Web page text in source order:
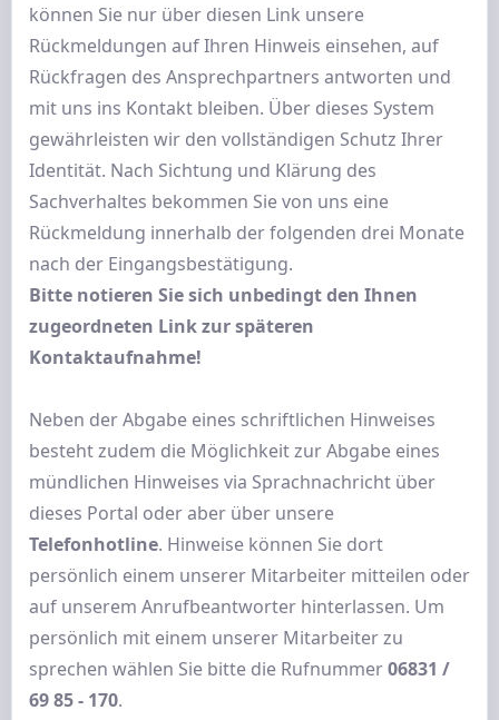
können Sie nur über diesen Link unsere
Rückmeldungen auf Ihren Hinweis einsehen, auf
Rückfragen des Ansprechpartners antworten und
mit uns ins Kontakt bleiben. Über dieses System
gewährleisten wir den vollständigen Schutz Ihrer
Identität. Nach Sichtung und Klärung des
Sachverhaltes bekommen Sie von uns eine
Rückmeldung innerhalb der folgenden drei Monate
nach der Eingangsbestätigung.
Bitte notieren Sie sich unbedingt den Ihnen
zugeordneten Link zur späteren
Kontaktaufnahme!
Neben der Abgabe eines schriftlichen Hinweises
besteht zudem die Möglichkeit zur Abgabe eines
mündlichen Hinweises via Sprachnachricht über
dieses Portal oder aber über unsere
Telefonhotline. Hinweise können Sie dort
persönlich einem unserer Mitarbeiter mitteilen oder
auf unserem Anrufbeantworter hinterlassen. Um
persönlich mit einem unserer Mitarbeiter zu
sprechen wählen Sie bitte die Rufnummer06831 /
69 85 - 170.